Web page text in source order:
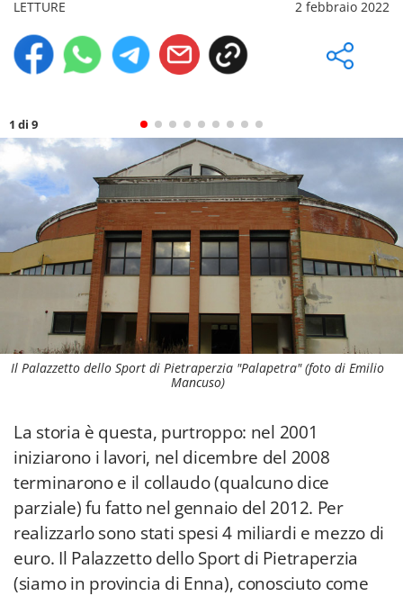
LETTURE
2 febbraio 2022
1 di 9
Il Palazzetto dello Sport di Pietraperzia "Palapetra" (foto di Emilio
Mancuso)
La storia è questa, purtroppo: nel 2001
iniziarono i lavori, nel dicembre del 2008
terminarono e il collaudo (qualcuno dice
parziale) fu fatto nel gennaio del 2012. Per
realizzarlo sono stati spesi 4 miliardi e mezzo di
euro. Il Palazzetto dello Sport di Pietraperzia
(siamo in provincia di Enna), conosciuto come